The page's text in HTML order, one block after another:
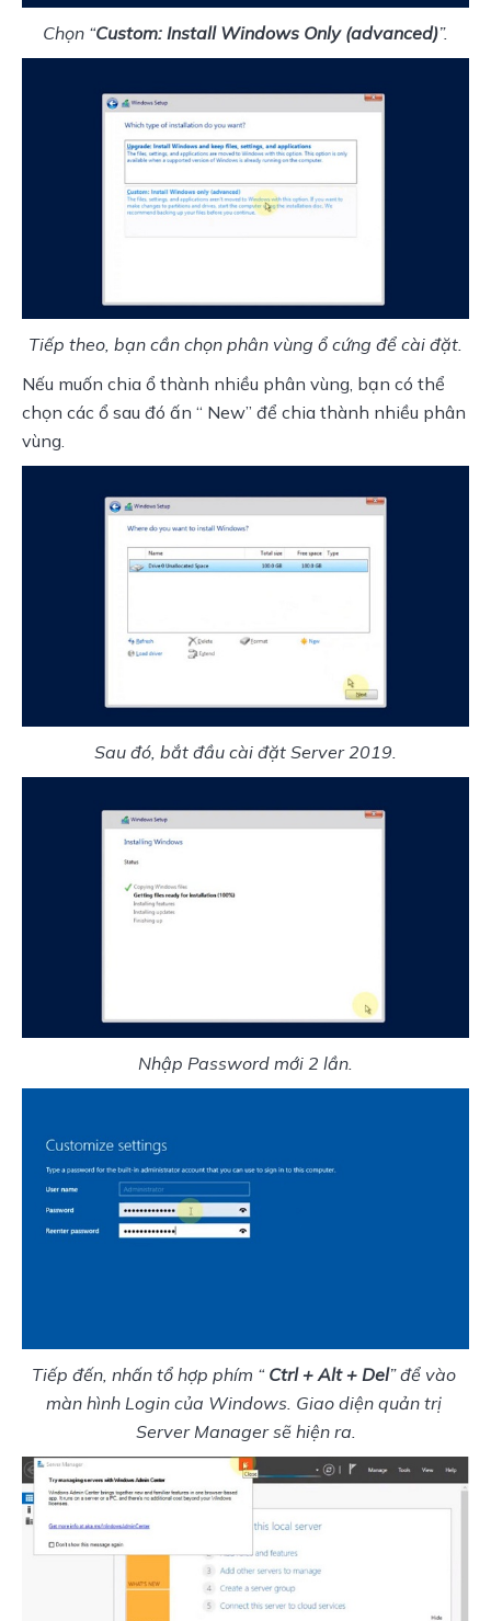
Chọn “Custom: Install Windows Only (advanced)”.
Tiếp theo, bạn cần chọn phân vùng ổ cứng để cài đặt.
Nếu muốn chia ổ thành nhiều phân vùng, bạn có thể
chọn các ổ sau đó ấn “ New” để chia thành nhiều phân
vùng.
Sau đó, bắt đầu cài đặt Server 2019.
Nhập Password mới 2 lần.
Tiếp đến, nhấn tổ hợp phím “ Ctrl + Alt + Del” để vào
màn hình Login của Windows. Giao diện quản trị
Server Manager sẽ hiện ra.